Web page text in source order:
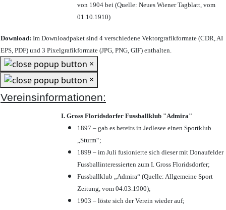
von 1904 bei (Quelle: Neues Wiener Tagblatt, vom
01.10.1910)
Download: Im Downloadpaket sind 4 verschiedene Vektorgrafikformate (CDR, AI
EPS, PDF) und 3 Pixelgrafikformate (JPG, PNG, GIF) enthalten.
×
×
Vereinsinformationen:
I. Gross Floridsdorfer Fussballklub "Admira"
1897 – gab es bereits in Jedlesee einen Sportklub
„Sturm“;
1899 – im Juli fusionierte sich dieser mit Donaufelder
Fussballinteressierten zum I. Gross Floridsdorfer;
Fussballklub „Admira“ (Quelle: Allgemeine Sport
Zeitung, vom 04.03.1900);
1903 – löste sich der Verein wieder auf;